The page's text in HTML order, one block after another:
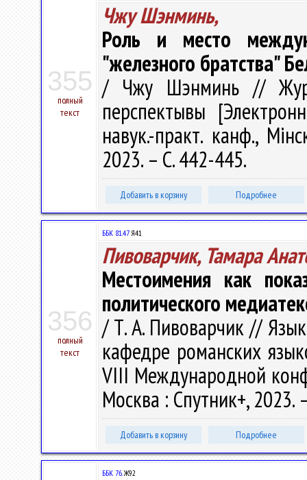
355
полный
текст
Чжу Шэнминь,
Роль и место
"железного братства"
/ Чжу Шэнминь //
перспектывы
навук.-практ. канф.,
2023. – С. 442-445.
Добавить в корзину Подробнее
356
полный
текст
ББК 81.47Я41
Пивоварчик, Тамара
Местоимения как
политического
/ Т. А. Пивоварчик //
кафедре романских
VIII Международной
Москва : Спутник+, 2023.
Добавить в корзину Подробнее
ББК 76.Ж92